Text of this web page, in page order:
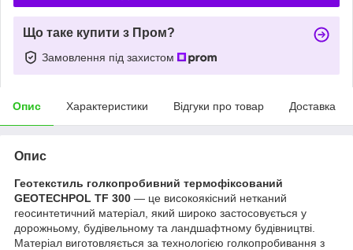
Що таке купити з Пром?
Замовлення під захистом
Опис Характеристики Відгуки про товар Доставка
Опис
Геотекстиль голкопробивний термофіксований
GEOTECHPOL TF 300 — це високоякісний нетканий
геосинтетичний матеріал, який широко застосовується у
дорожньому, будівельному та ландшафтному будівництві.
Матеріал виготовляється за технологією голкопробивання з